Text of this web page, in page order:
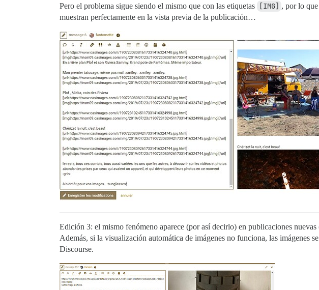
Pero el problema sigue siendo el mismo que con las etiquetas [IMG] , por lo
muestran perfectamente en la vista previa de la publicación…
Edición 3: el mismo fenómeno aparece (por así decirlo) en publicaciones
Además, si la visualización automática de imágenes no funciona, las imágenes
Discourse.